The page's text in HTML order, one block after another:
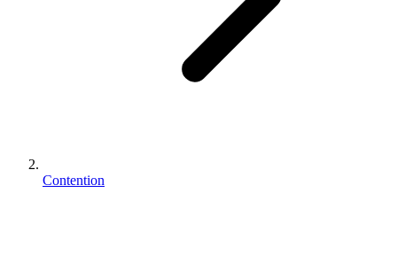
Contention